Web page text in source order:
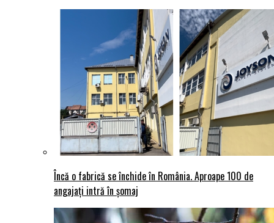
Încă o fabrică se închide în România. Aproape 100 de
angajați intră în șomaj